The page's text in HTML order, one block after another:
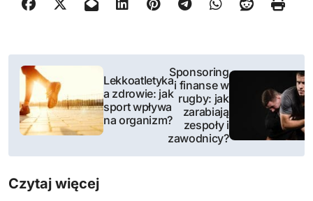
N
w
i
g
Lekkoatletyka
a zdrowie: jak
sport wpływa
na organizm?
Sponsoring
i finanse w
rugby: jak
zarabiają
zespoły i
zawodnicy?
Czytaj więcej